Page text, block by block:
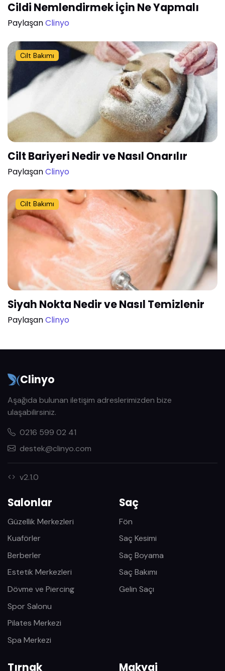
Cildi Nemlendirmek İçin Ne Yapmalı
PaylaşanClinyo
Cilt Bakımı
Cilt Bariyeri Nedir ve Nasıl Onarılır
PaylaşanClinyo
Cilt Bakımı
Siyah Nokta Nedir ve Nasıl Temizlenir
PaylaşanClinyo
Clinyo
Aşağıda bulunan iletişim adreslerimizden bize
ulaşabilirsiniz.
0216 599 02 41
destek@clinyo.com
v2.1.0
Salonlar
Güzellik Merkezleri
Kuaförler
Berberler
Estetik Merkezleri
Dövme ve Piercing
Spor Salonu
Pilates Merkezi
Spa Merkezi
Saç
Fön
Saç Kesimi
Saç Boyama
Saç Bakımı
Gelin Saçı
Tırnak Makyaj